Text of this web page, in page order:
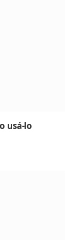
usá-lo